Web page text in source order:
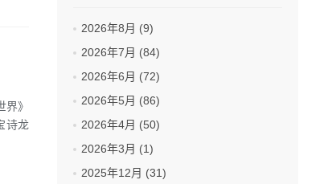
》
诗龙
2026年8月 (9)
2026年7月 (84)
2026年6月 (72)
2026年5月 (86)
2026年4月 (50)
2026年3月 (1)
2025年12月 (31)